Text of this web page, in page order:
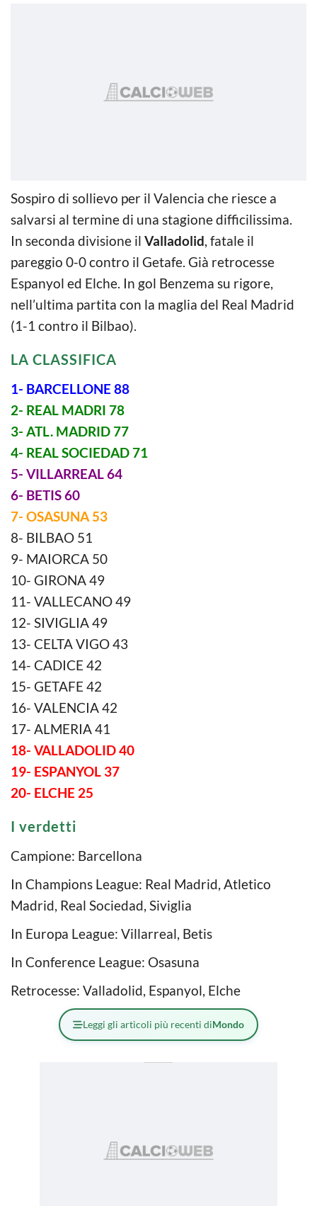
Sospiro di sollievo per il Valencia che riesce a
salvarsi al termine di una stagione difficilissima.
In seconda divisione il Valladolid, fatale il
pareggio 0-0 contro il Getafe. Già retrocesse
Espanyol ed Elche. In gol Benzema su rigore,
nell’ultima partita con la maglia del Real Madrid
(1-1 contro il Bilbao).
LA CLASSIFICA
1- BARCELLONE 88
2- REAL MADRI 78
3- ATL. MADRID 77
4- REAL SOCIEDAD 71
5- VILLARREAL 64
6- BETIS 60
7- OSASUNA 53
8- BILBAO 51
9- MAIORCA 50
10- GIRONA 49
11- VALLECANO 49
12- SIVIGLIA 49
13- CELTA VIGO 43
14- CADICE 42
15- GETAFE 42
16- VALENCIA 42
17- ALMERIA 41
18- VALLADOLID 40
19- ESPANYOL 37
20- ELCHE 25
I verdetti
Campione: Barcellona
In Champions League: Real Madrid, Atletico
Madrid, Real Sociedad, Siviglia
In Europa League: Villarreal, Betis
In Conference League: Osasuna
Retrocesse: Valladolid, Espanyol, Elche
Leggi gli articoli più recenti diMondo